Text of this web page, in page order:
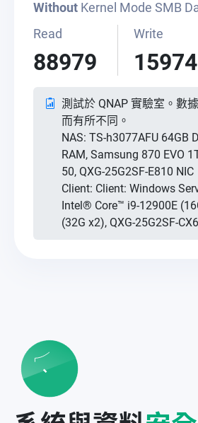
Without Kernel Mode SMB
Read
88979
Write
測試於 QNAP 實驗室。數
而有所不同。
NAS: TS-h3077AFU 64GB
RAM, Samsung 870 EVO
50, QXG-25G2SF-E810 NIC
Client: Client: Windows
Intel® Core™ i9-12900E
(32G x2), QXG-25G2SF-